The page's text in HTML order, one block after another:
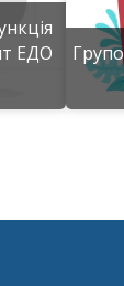
ЕДО